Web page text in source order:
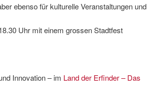
ebenso für kulturelle Veranstaltungen und
Uhr mit einem grossen Stadtfest
Innovation – im Land der Erfinder – Das